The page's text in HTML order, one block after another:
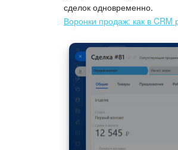
сделок одновременно.
Воронки продаж: как в CRM